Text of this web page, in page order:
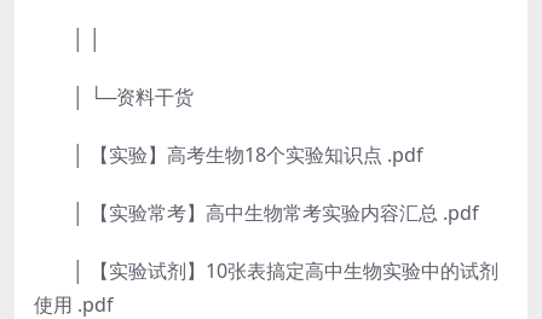
│ └─资料干货
│ 【实验】高考生物18个实验知识点 .pdf
│ 【实验常考】高中生物常考实验内容汇总 .pdf
│ 【实验试剂】10张表搞定高中生物实验中的试剂
使用 .pdf